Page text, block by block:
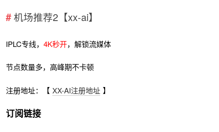
机场推荐2【xx-ai】
IPLC专线，4K秒开，解锁流媒体
节点数量多，高峰期不卡顿
注册地址：【 XX-AI注册地址 】
订阅链接